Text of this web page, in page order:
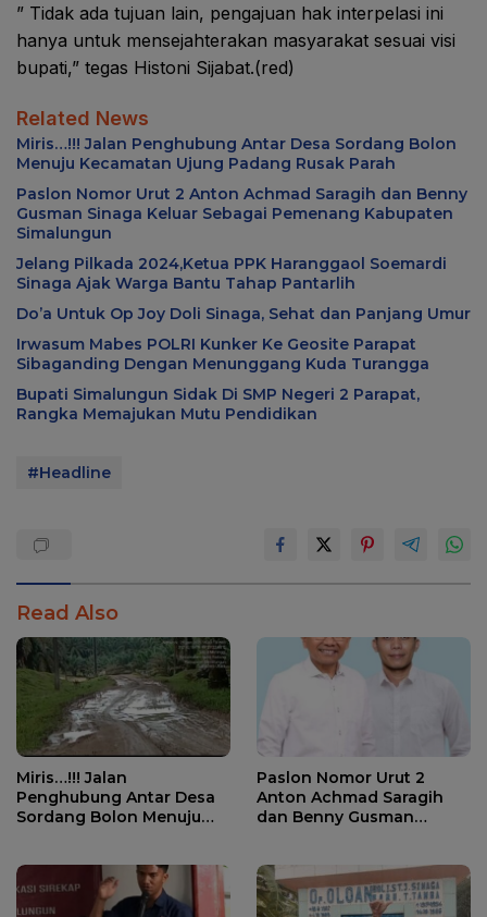
” Tidak ada tujuan lain, pengajuan hak interpelasi ini
hanya untuk mensejahterakan masyarakat sesuai visi
bupati,” tegas Histoni Sijabat.(red)
Related News
Miris…!!! Jalan Penghubung Antar Desa Sordang Bolon
Menuju Kecamatan Ujung Padang Rusak Parah
Paslon Nomor Urut 2 Anton Achmad Saragih dan Benny
Gusman Sinaga Keluar Sebagai Pemenang Kabupaten
Simalungun
Jelang Pilkada 2024,Ketua PPK Haranggaol Soemardi
Sinaga Ajak Warga Bantu Tahap Pantarlih
Do’a Untuk Op Joy Doli Sinaga, Sehat dan Panjang Umur
Irwasum Mabes POLRI Kunker Ke Geosite Parapat
Sibaganding Dengan Menunggang Kuda Turangga
Bupati Simalungun Sidak Di SMP Negeri 2 Parapat,
Rangka Memajukan Mutu Pendidikan
#Headline
Read Also
Miris…!!! Jalan
Penghubung Antar Desa
Sordang Bolon Menuju
Paslon Nomor Urut 2
Anton Achmad Saragih
dan Benny Gusman
Simalungun